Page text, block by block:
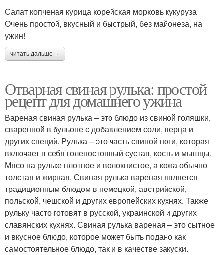
Салат копченая курица корейская морковь кукуруза
Очень простой, вкусный и быстрый, без майонеза, на
ужин!
читать дальше →
Отварная свиная рулька: простой
рецепт для домашнего ужина
Вареная свиная рулька – это блюдо из свиной голяшки,
сваренной в бульоне с добавлением соли, перца и
других специй. Рулька – это часть свиной ноги, которая
включает в себя голеностопный сустав, кость и мышцы.
Мясо на рульке плотное и волокнистое, а кожа обычно
толстая и жирная. Свиная рулька вареная является
традиционным блюдом в немецкой, австрийской,
польской, чешской и других европейских кухнях. Также
рульку часто готовят в русской, украинской и других
славянских кухнях. Свиная рулька вареная – это сытное
и вкусное блюдо, которое может быть подано как
самостоятельное блюдо, так и в качестве закуски.